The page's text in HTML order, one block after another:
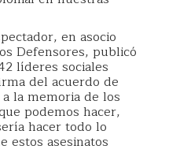
en asocio
Defensores, publicó
líderes sociales
del acuerdo de
la memoria de los
podemos hacer,
hacer todo lo
estos asesinatos